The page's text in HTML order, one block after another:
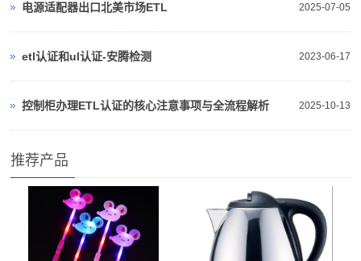
2025-07-05
电源适配器出口北美市场ETL
2023-06-17
etl认证和ul认证-安腾检测
2025-10-13
控制柜办理ETL认证的核心注意事项与全流程解析
推荐产品